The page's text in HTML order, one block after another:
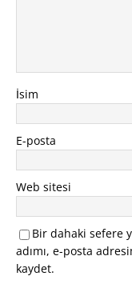
İsim
E-posta
Web sitesi
Bir dahaki sefere
adımı, e-posta
kaydet.